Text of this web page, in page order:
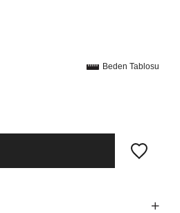
Beden Tablosu